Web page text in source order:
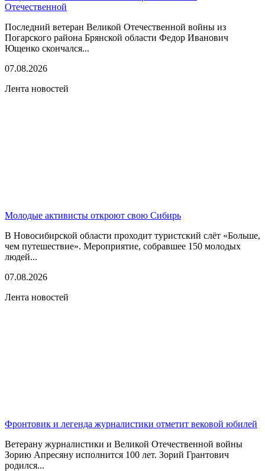
Отечественной
Последний ветеран Великой Отечественной войны из
Погарского района Брянской области Федор Иванович
Ющенко скончался...
07.08.2026
Лента новостей
Молодые активисты откроют свою Сибирь
В Новосибирской области проходит туристский слёт «Больше,
чем путешествие». Мероприятие, собравшее 150 молодых
людей...
07.08.2026
Лента новостей
Фронтовик и легенда журналистики отметит вековой юбилей
Ветерану журналистики и Великой Отечественной войны
Зорию Апресяну исполнится 100 лет. Зорий Грантович
родился...